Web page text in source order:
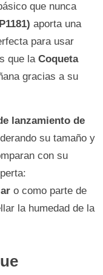
que nunca
aporta una
para usar
que la Coqueta
gracias a su
lanzamiento de
su tamaño y
con su
o como parte de
la humedad de la